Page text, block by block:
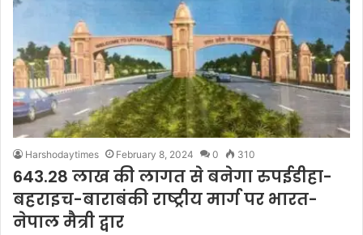
Harshodaytimes February 8, 2024 0 310
643.28 लाख की लागत से बनेगा रुपईडीहा-
बहराइच-बाराबंकी राष्ट्रीय मार्ग पर भारत-
नेपाल मैत्री द्वार